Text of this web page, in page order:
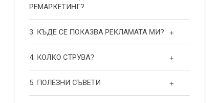
РЕМАРКЕТИНГ?
3. КЪДЕ СЕ ПОКАЗВА РЕКЛАМАТА МИ?
4. КОЛКО СТРУВА?
5. ПОЛЕЗНИ СЪВЕТИ